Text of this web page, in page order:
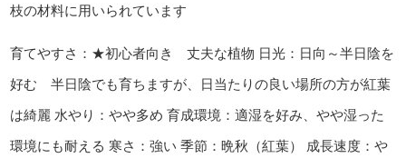
枝の材料に用いられています
育てやすさ：★初心者向き 丈夫な植物 日光：日向～半日陰を
好む 半日陰でも育ちますが、日当たりの良い場所の方が紅葉
は綺麗 水やり：やや多め 育成環境：適湿を好み、やや湿った
環境にも耐える 寒さ：強い 季節：晩秋（紅葉）
成長速度：や